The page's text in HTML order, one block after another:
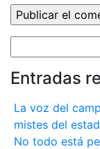
Entradas
La voz del
mistes del
No todo está